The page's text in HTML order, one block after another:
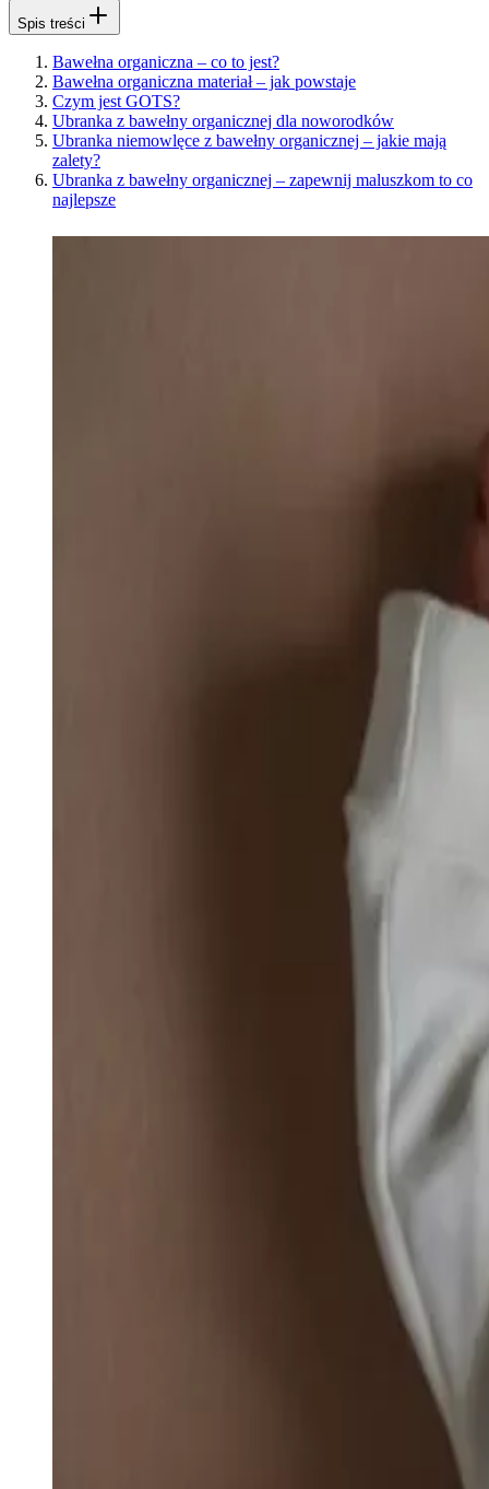
Spis treści
Bawełna organiczna – co to jest?
Bawełna organiczna materiał – jak powstaje
Czym jest GOTS?
Ubranka z bawełny organicznej dla noworodków
Ubranka niemowlęce z bawełny organicznej – jakie mają
zalety?
Ubranka z bawełny organicznej – zapewnij maluszkom to co
najlepsze